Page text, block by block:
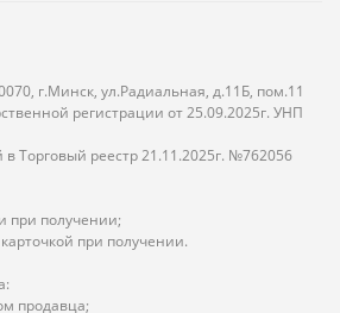
г.Минск, ул.Радиальная, д.11Б, пом.11
регистрации от 25.09.2025г. УНП
Торговый реестр 21.11.2025г. №762056
получении;
при получении.
продавца;